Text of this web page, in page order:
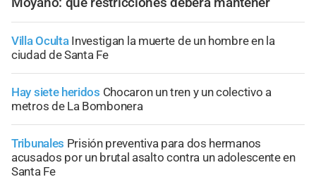
Villa Oculta Investigan la muerte de un hombre en la
ciudad de Santa Fe
Hay siete heridos Chocaron un tren y un colectivo a
metros de La Bombonera
Tribunales Prisión preventiva para dos hermanos
acusados por un brutal asalto contra un adolescente en
Santa Fe